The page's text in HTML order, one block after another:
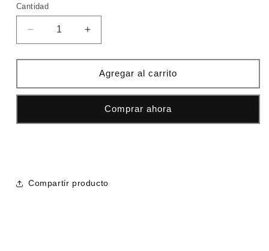
Cantidad
Cantidad
Reducir
cantidad
para
triple
blanca
roja
Aumentar
cantidad
para
Convers
triple
blanca
linea
roja
Agregar al carrito
Comprar ahora
Compartir producto